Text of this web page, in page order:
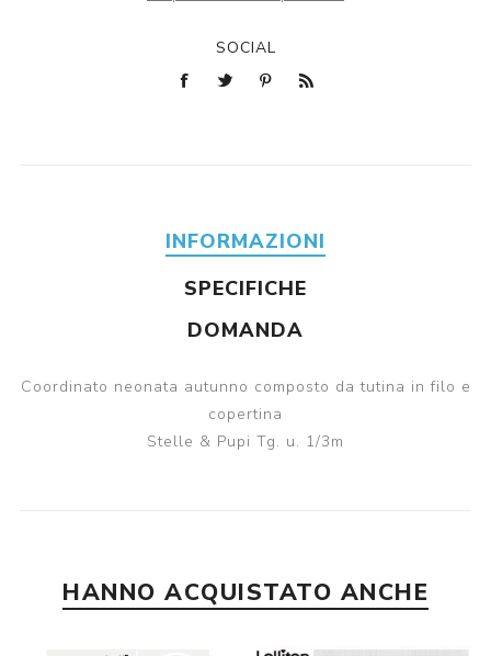
SOCIAL
INFORMAZIONI
SPECIFICHE
DOMANDA
Coordinato neonata autunno composto da tutina in filo e
copertina
Stelle & Pupi Tg. u. 1/3m
HANNO ACQUISTATO ANCHE